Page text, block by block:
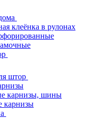
клеёнка в рулонах
штор
карнизы, шины
карнизы